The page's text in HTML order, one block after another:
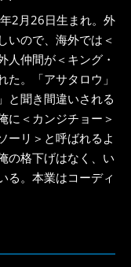
2月26日生まれ。外
いので、海外では＜
人仲間が＜キング・
。「アサタロウ」
と聞き間違いされる
に＜カンジチョー＞
ーリ＞と呼ばれるよ
の格下げはなく、い
る。本業はコーディ